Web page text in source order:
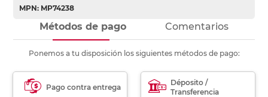
MPN: MP74238
Métodos de pago Comentarios
Ponemos a tu disposición los siguientes métodos de pago:
Pago contra entrega
Déposito /
Transferencia